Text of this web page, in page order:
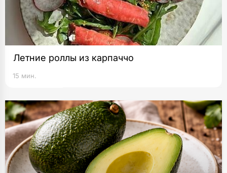
Летние роллы из карпаччо
15 мин.